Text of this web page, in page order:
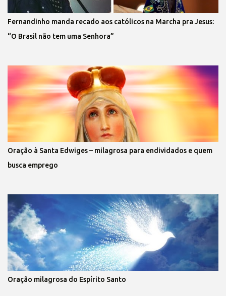
Fernandinho manda recado aos católicos na Marcha pra Jesus:
“O Brasil não tem uma Senhora”
Oração à Santa Edwiges – milagrosa para endividados e quem
busca emprego
Oração milagrosa do Espírito Santo